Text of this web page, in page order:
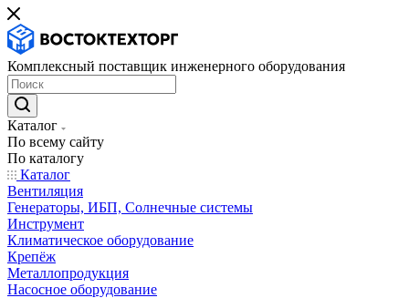
Комплексный поставщик инженерного оборудования
Каталог
По всему сайту
По каталогу
Каталог
Вентиляция
Генераторы, ИБП, Солнечные системы
Инструмент
Климатическое оборудование
Крепёж
Металлопродукция
Насосное оборудование